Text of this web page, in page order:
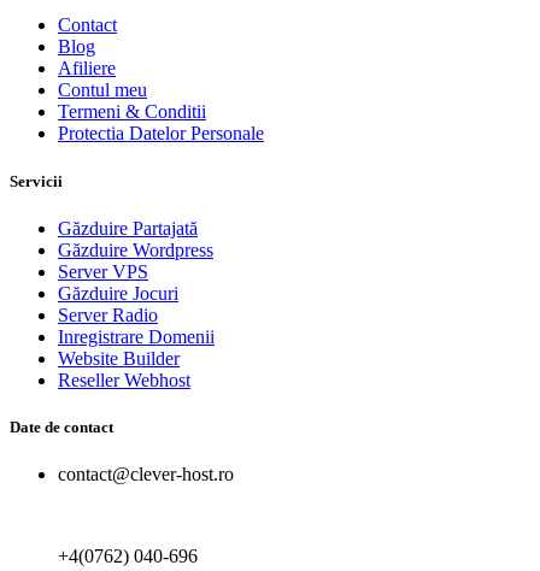
Contact
Blog
Afiliere
Contul meu
Termeni & Conditii
Protectia Datelor Personale
Servicii
Găzduire Partajată
Găzduire Wordpress
Server VPS
Găzduire Jocuri
Server Radio
Inregistrare Domenii
Website Builder
Reseller Webhost
Date de contact
contact@clever-host.ro
+4(0762) 040-696